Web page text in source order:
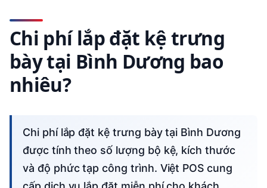
Chi phí lắp đặt kệ trưng
bày tại Bình Dương bao
nhiêu?
Chi phí lắp đặt kệ trưng bày tại Bình Dương
được tính theo số lượng bộ kệ, kích thước
và độ phức tạp công trình. Việt POS cung